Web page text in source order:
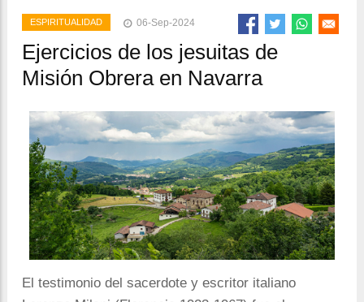
de
ayuda
a
la
ESPIRITUALIDAD 06-Sep-2024
Ejercicios de los jesuitas de
Misión Obrera en Navarra
El testimonio del sacerdote y escritor italiano